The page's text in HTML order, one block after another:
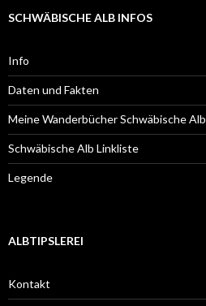
SCHWÄBISCHE ALB INFOS
Info
Daten und Fakten
Meine Wanderbücher Schwäbische Alb
Schwäbische Alb Linkliste
Legende
ALBTIPSLEREI
Kontakt